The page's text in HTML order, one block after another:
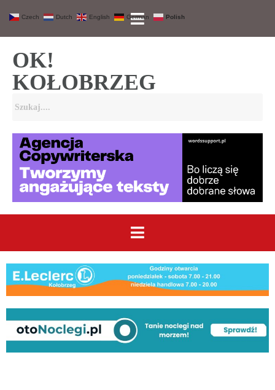
OK!
KOŁOBRZEG
Czech Dutch English German Polish